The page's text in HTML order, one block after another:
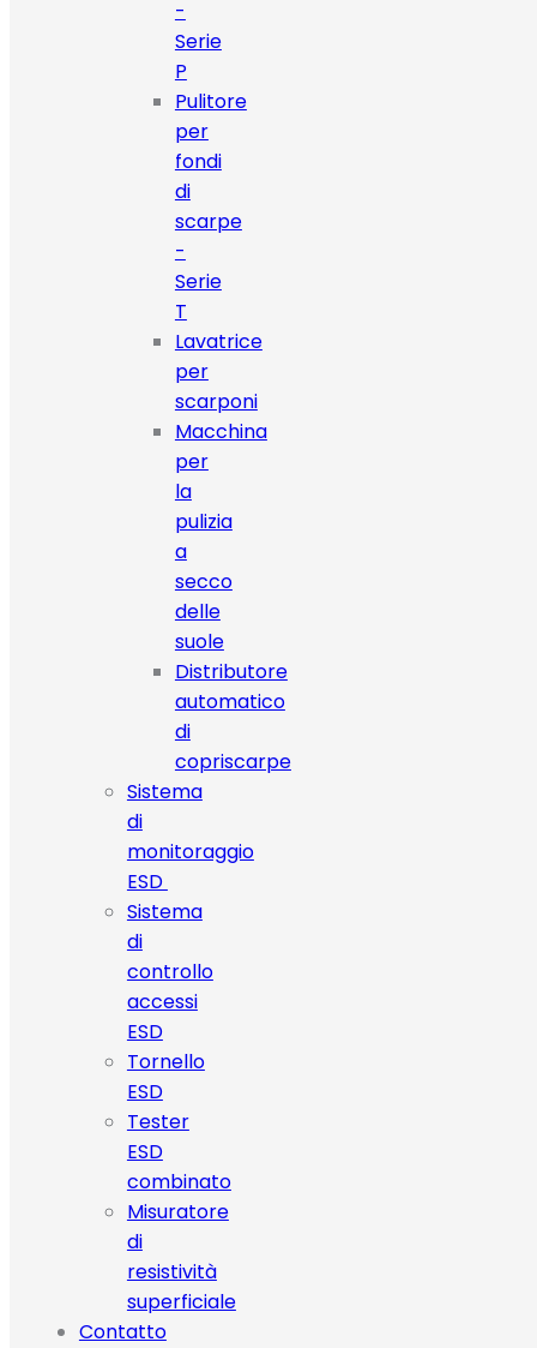
-
Serie
P
Pulitore
per
fondi
di
scarpe
-
Serie
T
Lavatrice
per
scarponi
Macchina
per
la
pulizia
a
secco
delle
suole
Distributore
automatico
di
copriscarpe
Sistema
di
monitoraggio
ESD
Sistema
di
controllo
accessi
ESD
Tornello
ESD
Tester
ESD
combinato
Misuratore
di
resistività
superficiale
Contatto